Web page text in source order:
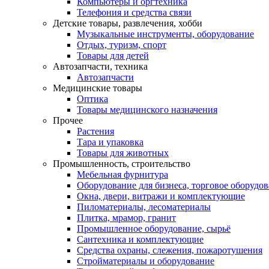
Телефония и средства связи
Детские товары, развлечения, хобби
Музыкальные инструменты, оборудование
Отдых, туризм, спорт
Товары для детей
Автозапчасти, техника
Автозапчасти
Медицинские товары
Оптика
Товары медицинского назначения
Прочее
Растения
Тара и упаковка
Товары для животных
Промышленность, строительство
Мебельная фурнитура
Оборудование для бизнеса, торговое
Окна, двери, витражи и комплектующие
Пиломатериалы, лесоматериалы
Плитка, мрамор, гранит
Промышленное оборудование, сырьё
Сантехника и комплектующие
Средства охраны, слежения, пожаротушения
Стройматериалы и оборудование